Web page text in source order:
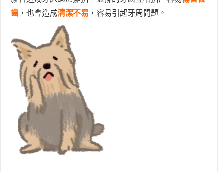
齒 ，也會造成清潔不易 ，容易引起牙周問題。